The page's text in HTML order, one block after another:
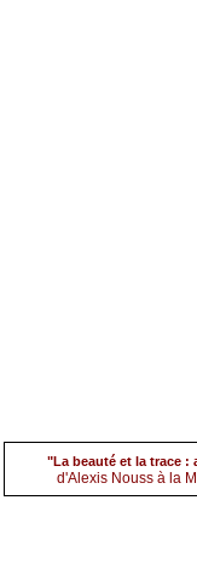
(4) Alexis Nouss par
"La beauté et la trace :
d'Alexis Nouss à la